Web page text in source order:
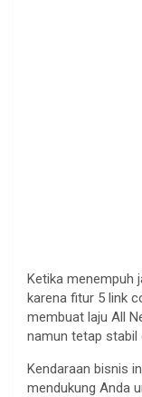
Ketika menempuh
karena fitur 5 link
membuat laju All
namun tetap stabil
Kendaraan bisnis
mendukung Anda